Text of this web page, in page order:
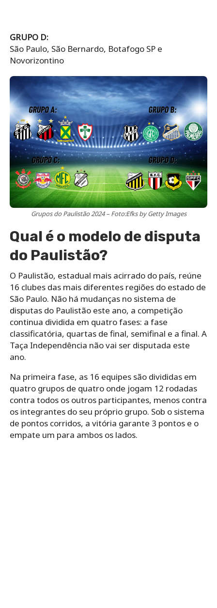
GRUPO D:
São Paulo, São Bernardo, Botafogo SP e
Novorizontino
Grupos do Paulistão 2024 – Foto:Efks by Getty Images
Qual é o modelo de disputa
do Paulistão?
O Paulistão, estadual mais acirrado do país, reúne
16 clubes das mais diferentes regiões do estado de
São Paulo. Não há mudanças no sistema de
disputas do Paulistão este ano, a competição
continua dividida em quatro fases: a fase
classificatória, quartas de final, semifinal e a final. A
Taça Independência não vai ser disputada este
ano.
Na primeira fase, as 16 equipes são divididas em
quatro grupos de quatro onde jogam 12 rodadas
contra todos os outros participantes, menos contra
os integrantes do seu próprio grupo. Sob o sistema
de pontos corridos, a vitória garante 3 pontos e o
empate um para ambos os lados.